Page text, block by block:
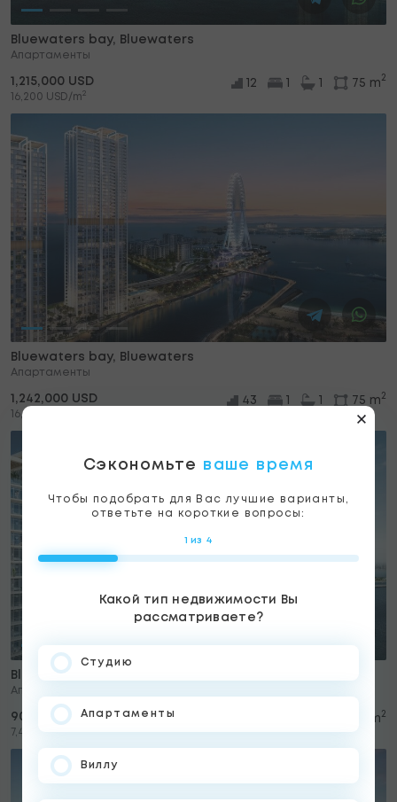
Bluewaters bay, Bluewaters
Апартаменты
1,215,000 USD
16,200 USD/m2
12 75 m 2
Bluewaters bay, Bluewaters
Апартаменты
1,242,000 USD
16,560 USD/m
43 75 m 2
Bluewaters bay, Bluewaters
Апартаменты
904,500 USD
7,414 USD/m
122 m 2
Сэкономьте ваше время
Чтобы подобрать для Вас лучшие варианты,
ответьте на короткие вопросы:
1 из 4
Какой тип недвижимости Вы
рассматриваете?
Студию
Апартаменты
Виллу